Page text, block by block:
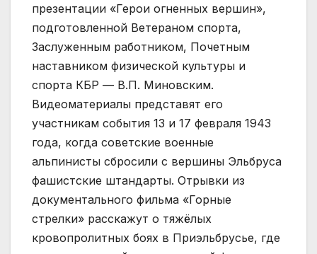
презентации «Герои огненных вершин»,
подготовленной Ветераном спорта,
Заслуженным работником, Почетным
наставником физической культуры и
спорта КБР — В.П. Миновским.
Видеоматериалы представят его
участникам события 13 и 17 февраля 1943
года, когда советские военные
альпинисты сбросили с вершины Эльбруса
фашистские штандарты. Отрывки из
документального фильма «Горные
стрелки» расскажут о тяжёлых
кровопролитных боях в Приэльбрусье, где